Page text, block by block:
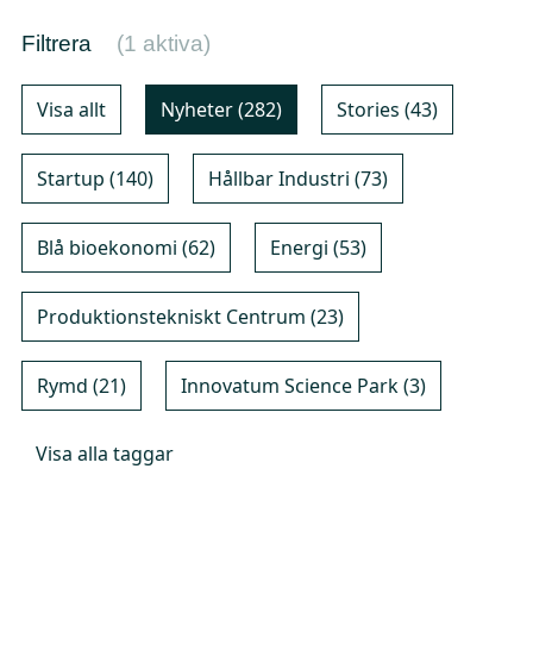
Filtrera (1 aktiva)
Visa allt Nyheter (282) Stories (43)
Startup (140) Hållbar Industri (73)
Blå bioekonomi (62) Energi (53)
Produktionstekniskt Centrum (23)
Rymd (21) Innovatum Science Park (3)
Visa alla taggar